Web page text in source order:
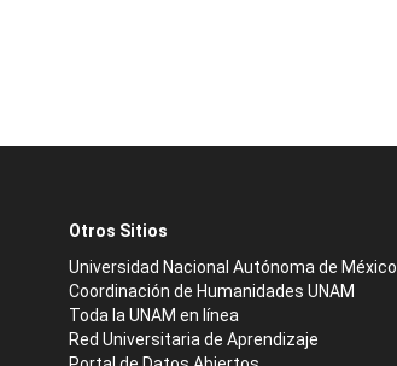
Otros Sitios
Universidad Nacional Autónoma de México
Coordinación de Humanidades UNAM
Toda la UNAM en línea
Red Universitaria de Aprendizaje